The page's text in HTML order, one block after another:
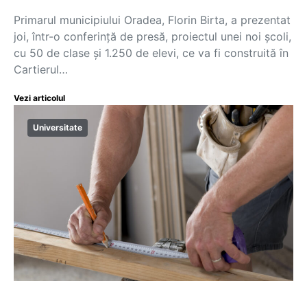
Primarul municipiului Oradea, Florin Birta, a prezentat
joi, într-o conferinţă de presă, proiectul unei noi şcoli,
cu 50 de clase şi 1.250 de elevi, ce va fi construită în
Cartierul…
Vezi articolul
Universitate